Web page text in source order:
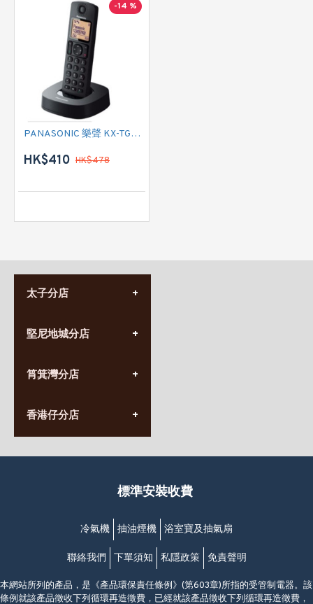
-14 %
PANASONIC 樂聲 KX-TGC310UE DECT數碼室內無線電話
HK$410 HK$478
太子分店
營業時間:
九龍太子太子道西141號
堅尼地城分店
營業時間:
香港堅尼地城卑路乍街
(堅尼地城地鐵站B出口)
筲箕灣分店
營業時間:
(10:00am-20:30pm)
香港仔分店
營業時間:
香港香港仔成都道20-28號
(黃竹坑地鐵站轉4M專線小巴)
標準安裝收費
冷氣機 抽油煙機 浴室寶及抽氣扇
聯絡我們 下單須知 私隱政策 免責聲明
本網站所列的產品，是《產品環保責任條例》(第603章)所指的受管制電器。該
條例就該產品徵收下列循環再造徵費，已經就該產品徵收下列循環再造徵費，